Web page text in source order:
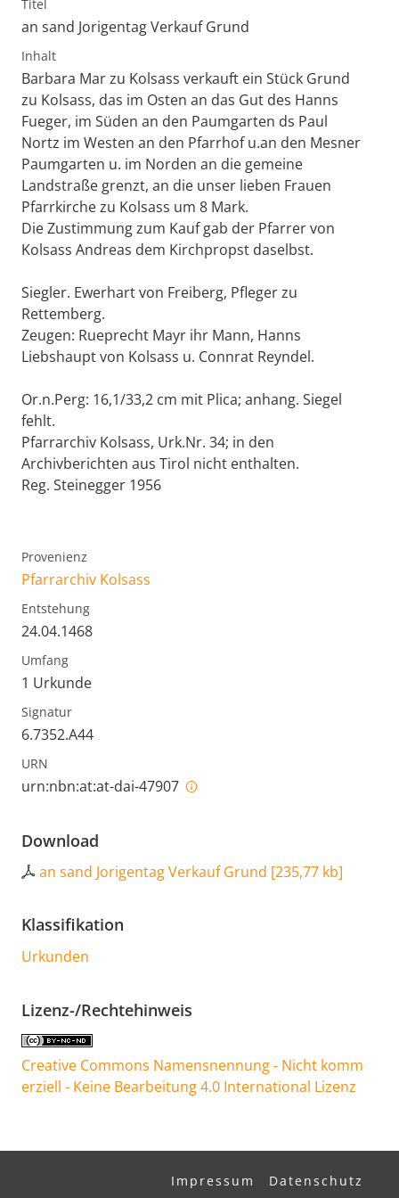
Titel
an sand Jorigentag Verkauf Grund
Inhalt
Barbara Mar zu Kolsass verkauft ein Stück Grund
zu Kolsass, das im Osten an das Gut des Hanns
Fueger, im Süden an den Paumgarten ds Paul
Nortz im Westen an den Pfarrhof u.an den Mesner
Paumgarten u. im Norden an die gemeine
Landstraße grenzt, an die unser lieben Frauen
Pfarrkirche zu Kolsass um 8 Mark.
Die Zustimmung zum Kauf gab der Pfarrer von
Kolsass Andreas dem Kirchpropst daselbst.
Siegler. Ewerhart von Freiberg, Pfleger zu
Rettemberg.
Zeugen: Rueprecht Mayr ihr Mann, Hanns
Liebshaupt von Kolsass u. Connrat Reyndel.
Or.n.Perg: 16,1/33,2 cm mit Plica; anhang. Siegel
fehlt.
Pfarrarchiv Kolsass, Urk.Nr. 34; in den
Archivberichten aus Tirol nicht enthalten.
Reg. Steinegger 1956
Provenienz
Pfarrarchiv Kolsass
Entstehung
24.04.1468
Umfang
1 Urkunde
Signatur
6.7352.A44
URN
urn:nbn:at:at-dai-47907
Download
an sand Jorigentag Verkauf Grund [235,77 kb]
Klassifikation
Urkunden
Lizenz-/Rechtehinweis
Creative Commons Namensnennung - Nicht komm
erziell - Keine Bearbeitung 4.0 International Lizenz
Impressum Datenschutz